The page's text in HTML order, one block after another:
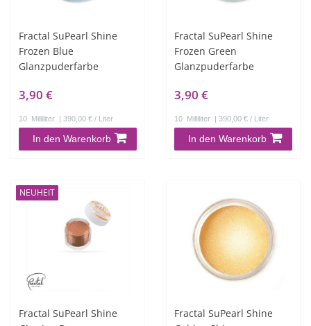
Fractal SuPearl Shine
Frozen Blue
Glanzpuderfarbe
3,90 €
10 Milliliter | 390,00 € / Liter
In den Warenkorb
Fractal SuPearl Shine
Frozen Green
Glanzpuderfarbe
3,90 €
10 Milliliter | 390,00 € / Liter
In den Warenkorb
NEUHEIT
Fractal SuPearl Shine
Fractal SuPearl Shine